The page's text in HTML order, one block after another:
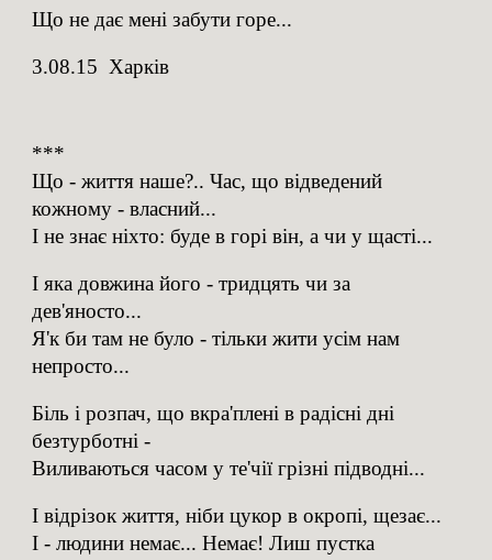
Що не дає мені забути горе...
3.08.15 Харків
***
Що - життя наше?.. Час, що відведений
кожному - власний...
І не знає ніхто: буде в горі він, а чи у щасті...
І яка довжина його - тридцять чи за
дев'яносто...
Я'к би там не було - тільки жити усім нам
непросто...
Біль і розпач, що вкра'плені в радісні дні
безтурботні -
Виливаються часом у те'чії грізні підводні...
І відрізок життя, ніби цукор в окропі, щезає...
І - людини немає... Немає! Лиш пустка